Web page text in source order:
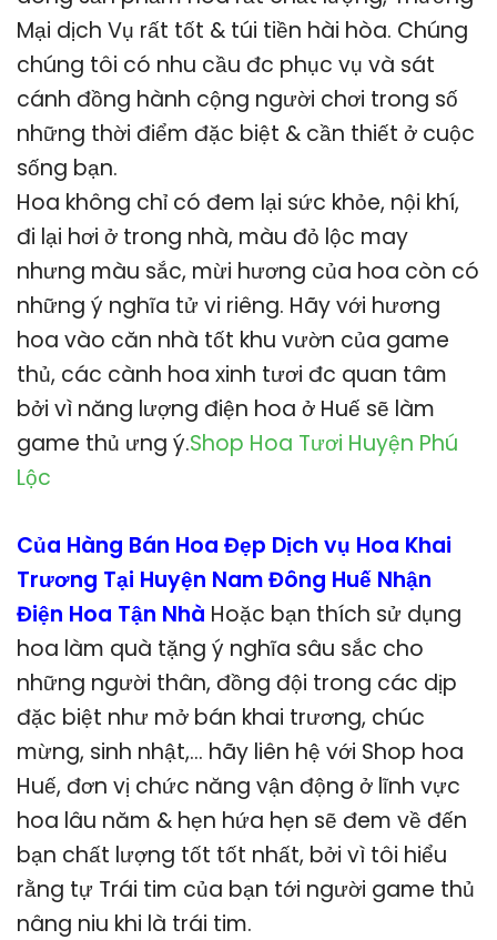
Mại dịch Vụ rất tốt & túi tiền hài hòa. Chúng
chúng tôi có nhu cầu đc phục vụ và sát
cánh đồng hành cộng người chơi trong số
những thời điểm đặc biệt & cần thiết ở cuộc
sống bạn.
Hoa không chỉ có đem lại sức khỏe, nội khí,
đi lại hơi ở trong nhà, màu đỏ lộc may
nhưng màu sắc, mừi hương của hoa còn có
những ý nghĩa tử vi riêng. Hãy với hương
hoa vào căn nhà tốt khu vườn của game
thủ, các cành hoa xinh tươi đc quan tâm
bởi vì năng lượng điện hoa ở Huế sẽ làm
game thủ ưng ý.Shop Hoa Tươi Huyện Phú
Lộc
Của Hàng Bán Hoa Đẹp Dịch vụ Hoa Khai
Trương Tại Huyện Nam Đông Huế Nhận
Điện Hoa Tận Nhà Hoặc bạn thích sử dụng
hoa làm quà tặng ý nghĩa sâu sắc cho
những người thân, đồng đội trong các dịp
đặc biệt như mở bán khai trương, chúc
mừng, sinh nhật,… hãy liên hệ với Shop hoa
Huế, đơn vị chức năng vận động ở lĩnh vực
hoa lâu năm & hẹn hứa hẹn sẽ đem về đến
bạn chất lượng tốt tốt nhất, bởi vì tôi hiểu
rằng tự Trái tim của bạn tới người game thủ
nâng niu khi là trái tim.